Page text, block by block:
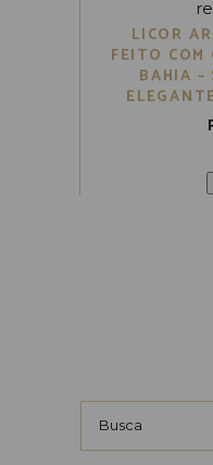
LICOR
FEITO COM
BAHIA –
Busca
por: